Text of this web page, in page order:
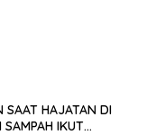
SAAT HAJATAN DI
SAMPAH IKUT